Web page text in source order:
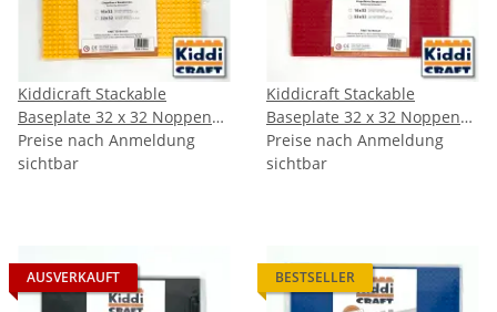
Kiddicraft Stackable
Baseplate 32 x 32 Noppen
(25,5 x 25,5cm) Gelb
Preise nach Anmeldung
sichtbar
Kiddicraft Stackable
Baseplate 32 x 32 Noppen
(25,5 x 25,5cm) Rot
Preise nach Anmeldung
sichtbar
AUSVERKAUFT BESTSELLER